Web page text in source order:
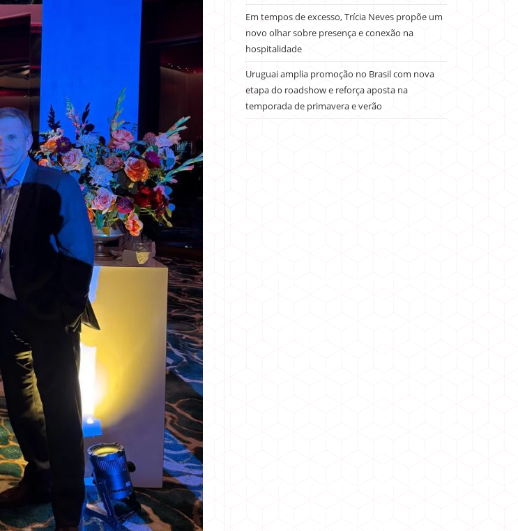
Em tempos de excesso, Trícia Neves propõe um
novo olhar sobre presença e conexão na
hospitalidade
Uruguai amplia promoção no Brasil com nova
etapa do roadshow e reforça aposta na
temporada de primavera e verão